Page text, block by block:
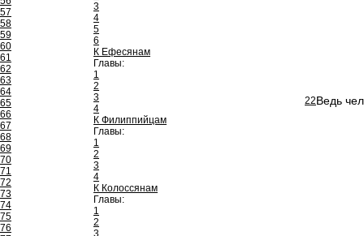
57
58
59
60
61
62
63
64
65
66
67
68
69
70
71
72
73
74
75
76
3
4
5
6
К Ефесянам
Главы:
1
2
3
4
К Филиппийцам
Главы:
1
2
3
4
К Колоссянам
Главы:
1
2
3
22Ведь